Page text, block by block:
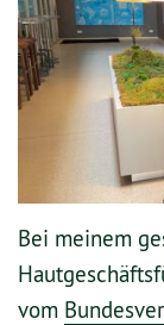
Bei meinem
vom